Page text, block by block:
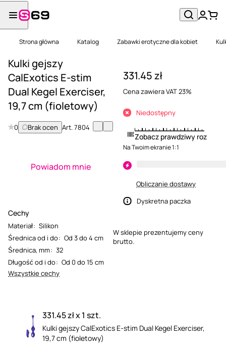
Strona główna Katalog Zabawki erotyczne dla kobiet
Kulki gejszy
CalExotics E-stim
Dual Kegel Exerciser,
19,7 cm (fioletowy)
0 Brak ocen Art.7804
Powiadom mnie
Cechy
Materiał: Silikon
Średnica od i do: Od 3 do 4 cm
Średnica, mm: 32
Długość od i do: Od 0 do 15 cm
Wszystkie cechy
331.45 zł
Cena zawiera VAT 23%
Niedostępny
Zobacz prawdziwy rozmiar
Na Twoim ekranie 1:1
Obliczanie dostawy
Dyskretna paczka
W sklepie prezentujemy ceny
brutto.
331.45 zł x 1 szt.
Kulki gejszy CalExotics E-stim Dual Kegel Exerciser,
19,7 cm (fioletowy)